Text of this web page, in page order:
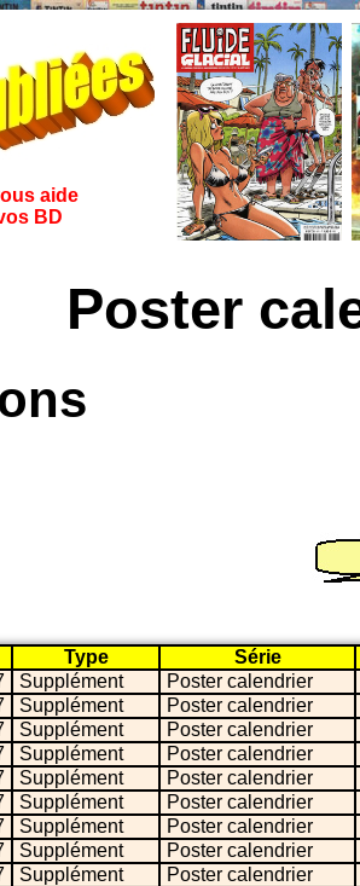
aide
BD
Poster
Type
Série
Supplément
Poster calendrier
Supplément
Poster calendrier
Supplément
Poster calendrier
Supplément
Poster calendrier
Supplément
Poster calendrier
Supplément
Poster calendrier
Supplément
Poster calendrier
Supplément
Poster calendrier
Supplément
Poster calendrier